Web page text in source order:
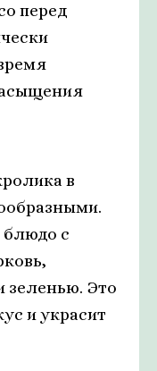
перед
в
блюдо с
зеленью. Это
и украсит